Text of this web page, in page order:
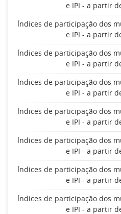
e IPI - a partir
Índices de participação dos
e IPI - a partir
Índices de participação dos
e IPI - a partir
Índices de participação dos
e IPI - a partir
Índices de participação dos
e IPI - a partir
Índices de participação dos
e IPI - a partir
Índices de participação dos
e IPI - a partir
Índices de participação dos
e IPI - a partir